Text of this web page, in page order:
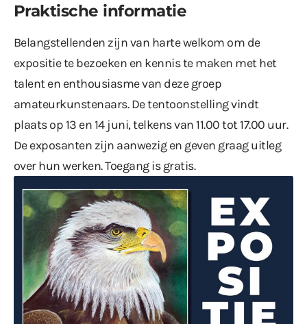
Praktische informatie
Belangstellenden zijn van harte welkom om de
expositie te bezoeken en kennis te maken met het
talent en enthousiasme van deze groep
amateurkunstenaars. De tentoonstelling vindt
plaats op 13 en 14 juni, telkens van 11.00 tot 17.00 uur.
De exposanten zijn aanwezig en geven graag uitleg
over hun werken. Toegang is gratis.